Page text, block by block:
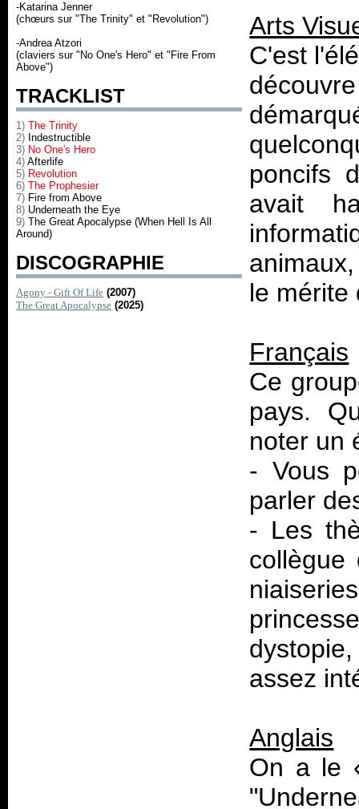
-Katarina Jenner
(chœurs sur "The Trinity" et "Revolution")
-Andrea Atzori
(claviers sur "No One's Hero" et "Fire From
Above")
TRACKLIST
1) The Trinity
2) Indestructible
3) No One's Hero
4) Afterlife
5) Revolution
6) The Prophesier
7) Fire from Above
8) Underneath the Eye
9) The Great Apocalypse (When Hell Is All
Around)
DISCOGRAPHIE
Agony - Gift Of Life (2007)
The Great Apocalypse (2025)
Arts
C'est
poncifs
avait
le mérite
Français
Ce
pays.
noter un
- Vous
parler
- Les
collègue
assez
Anglais
On a le